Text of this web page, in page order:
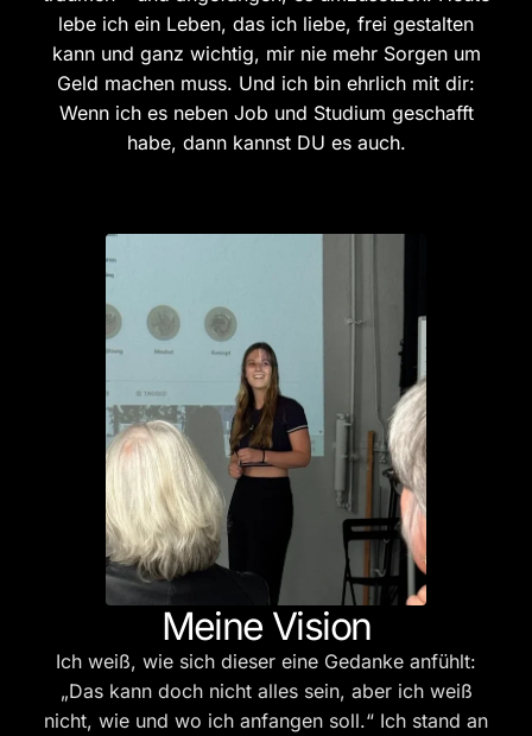
lebe ich ein Leben, das ich liebe, frei gestalten
kann und ganz wichtig, mir nie mehr Sorgen um
Geld machen muss. Und ich bin ehrlich mit dir:
Wenn ich es neben Job und Studium geschafft
habe, dann kannst DU es auch.
Meine Vision
Ich weiß, wie sich dieser eine Gedanke anfühlt:
„Das kann doch nicht alles sein, aber ich weiß
nicht, wie und wo ich anfangen soll.“ Ich stand an